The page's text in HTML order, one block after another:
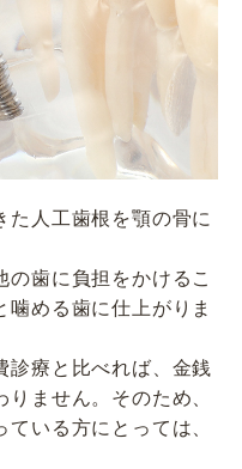
た人工歯根を顎の骨に
の歯に負担をかけるこ
噛める歯に仕上がりま
診療と比べれば、金銭
ません。そのため、
いる方にとっては、